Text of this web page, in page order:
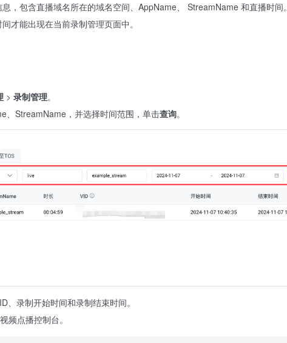
，包含直播域名所在的域名空间、AppName、 StreamName 和直播时间。
才能出现在当前录制管理页面中。
> 录制管理。
、StreamName，并选择时间范围，单击查询。
录制开始时间和录制结束时间。
频点播控制台。